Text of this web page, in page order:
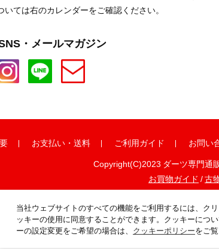
当社ウェブサイトのすべての機能をご利用するには、ク
ッキーの使用に同意することができます。クッキーにつ
ーの設定変更をご希望の場合は、 クッキーポリシーをご覧
ては右のカレンダーをご確認ください。
・メールマガジン
お支払い ・ 送料 ご利用ガイド お問い
Copyright(C)2023 ダーツ専門通
お買物ガイド /古